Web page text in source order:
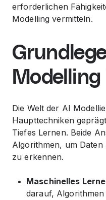
erforderlichen
Modelling vermitteln.
Modelling
Die Welt der AI
Haupttechniken
Tiefes Lernen. Beide
Algorithmen, um
zu erkennen.
Maschinelles
darauf,